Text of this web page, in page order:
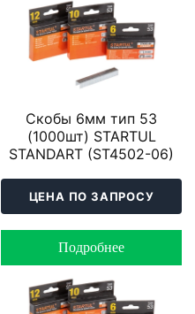
Скобы 6мм тип 53
(1000шт) STARTUL
STANDART (ST4502-06)
ЦЕНА ПО ЗАПРОСУ
Подробнее